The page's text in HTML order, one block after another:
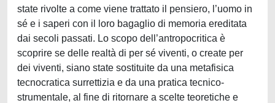
state rivolte a come viene trattato il pensiero, l’uomo in
sé e i saperi con il loro bagaglio di memoria ereditata
dai secoli passati. Lo scopo dell’antropocritica è
scoprire se delle realtà di per sé viventi, o create per
dei viventi, siano state sostituite da una metafisica
tecnocratica surrettizia e da una pratica tecnico-
strumentale, al fine di ritornare a scelte teoretiche e